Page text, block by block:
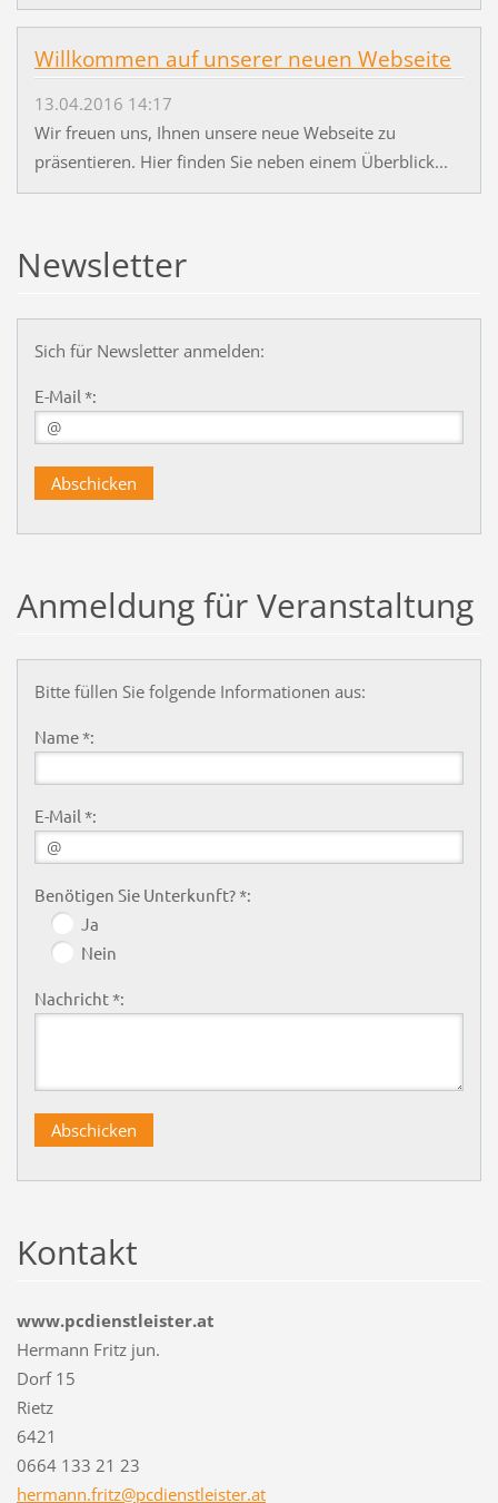
Willkommen auf unserer neuen Webseite
13.04.2016 14:17
Wir freuen uns, Ihnen unsere neue Webseite zu
präsentieren. Hier finden Sie neben einem Überblick...
Newsletter
Sich für Newsletter anmelden:
E-Mail *:
Anmeldung für Veranstaltung
Bitte füllen Sie folgende Informationen aus:
Name *:
E-Mail *:
Benötigen Sie Unterkunft? *:
Ja
Nein
Nachricht *:
Kontakt
www.pcdienstleister.at
Hermann Fritz jun.
Dorf 15
Rietz
6421
0664 133 21 23
hermann.fritz@pcdienstleister.at